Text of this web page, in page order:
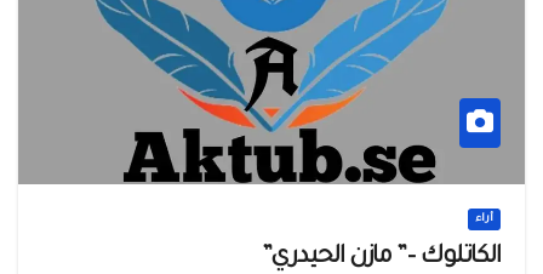
أراء
الكاتلوك –” مازن الحيدري”